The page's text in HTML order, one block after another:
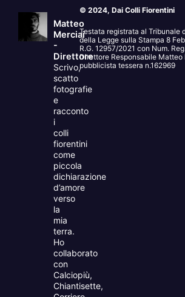
Matteo
Merciai
-
Direttore
Scrivo,
scatto
fotografie
e
racconto
i
colli
fiorentini
come
piccola
dichiarazione
d’amore
verso
la
mia
terra.
Ho
collaborato
con
Calciopiù,
Chiantisette,
© 2024, Dai Colli Fiorentini
Testata registrata al Tribunale
della Legge sulla Stampa 8
R.G. 12957/2021 con Num.
Direttore Responsabile
pubblicista tessera n.162969